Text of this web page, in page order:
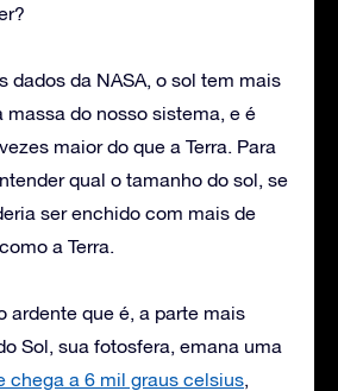
dados da NASA, o sol tem mais
massa do nosso sistema, e é
maior do que a Terra. Para
qual o tamanho do sol, se
ser enchido com mais de
a Terra.
ardente que é, a parte mais
Sol, sua fotosfera, emana uma
chega a 6 mil graus celsius,